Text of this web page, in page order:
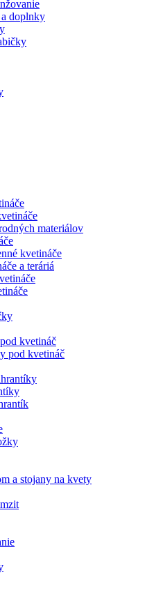
doplnky
materiálov
kvetináče
a teráriá
kvetináč
pod kvetináč
a stojany na kvety